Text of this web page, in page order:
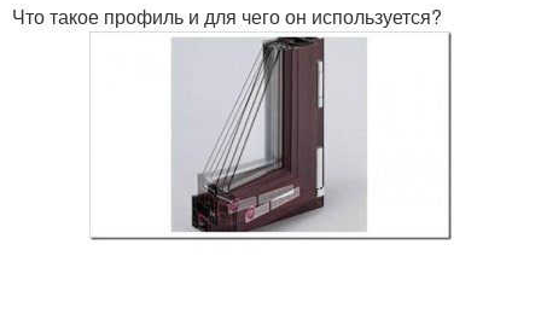
Что такое профиль и для чего он используется?